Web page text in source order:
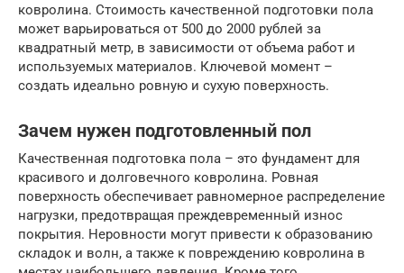
ковролина. Стоимость качественной подготовки пола
может варьироваться от 500 до 2000 рублей за
квадратный метр, в зависимости от объема работ и
используемых материалов. Ключевой момент –
создать идеально ровную и сухую поверхность.
Зачем нужен подготовленный пол
Качественная подготовка пола – это фундамент для
красивого и долговечного ковролина. Ровная
поверхность обеспечивает равномерное распределение
нагрузки, предотвращая преждевременный износ
покрытия. Неровности могут привести к образованию
складок и волн, а также к повреждению ковролина в